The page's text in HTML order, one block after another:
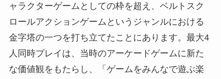
ャラクターゲームとしての枠を超え、ベルトスク
ロールアクションゲームというジャンルにおける
金字塔の一つを打ち立てたことにあります。最大4
人同時プレイは、当時のアーケードゲームに新た
な価値観をもたらし、「ゲームをみんなで遊ぶ楽